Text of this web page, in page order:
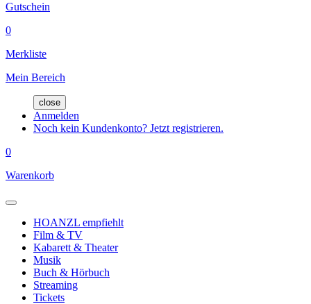
Gutschein
0
Merkliste
Mein Bereich
close
Anmelden
Noch kein Kundenkonto? Jetzt registrieren.
0
Warenkorb
HOANZL empfiehlt
Film & TV
Kabarett & Theater
Musik
Buch & Hörbuch
Streaming
Tickets